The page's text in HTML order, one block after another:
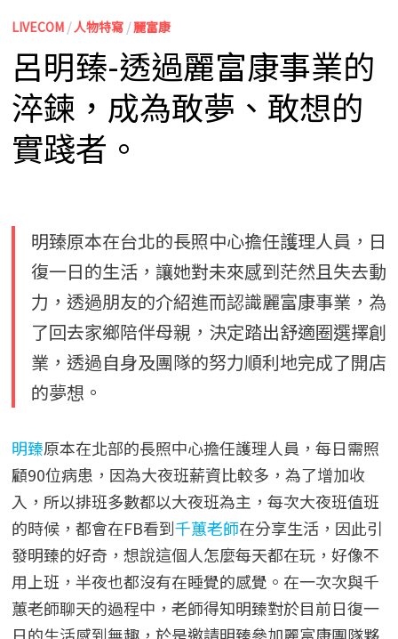
LIVECOM/人物特寫/麗富康
呂明臻-透過麗富康事業的
淬鍊，成為敢夢、敢想的
實踐者。
明臻原本在台北的長照中心擔任護理人員，日
復一日的生活，讓她對未來感到茫然且失去動
力，透過朋友的介紹進而認識麗富康事業，為
了回去家鄉陪伴母親，決定踏出舒適圈選擇創
業，透過自身及團隊的努力順利地完成了開店
的夢想。
明臻原本在北部的長照中心擔任護理人員，每日需照
顧90位病患，因為大夜班薪資比較多，為了增加收
入，所以排班多數都以大夜班為主，每次大夜班值班
的時候，都會在FB看到千蕙老師在分享生活，因此引
發明臻的好奇，想說這個人怎麼每天都在玩，好像不
用上班，半夜也都沒有在睡覺的感覺。在一次次與千
蕙老師聊天的過程中，老師得知明臻對於目前日復一